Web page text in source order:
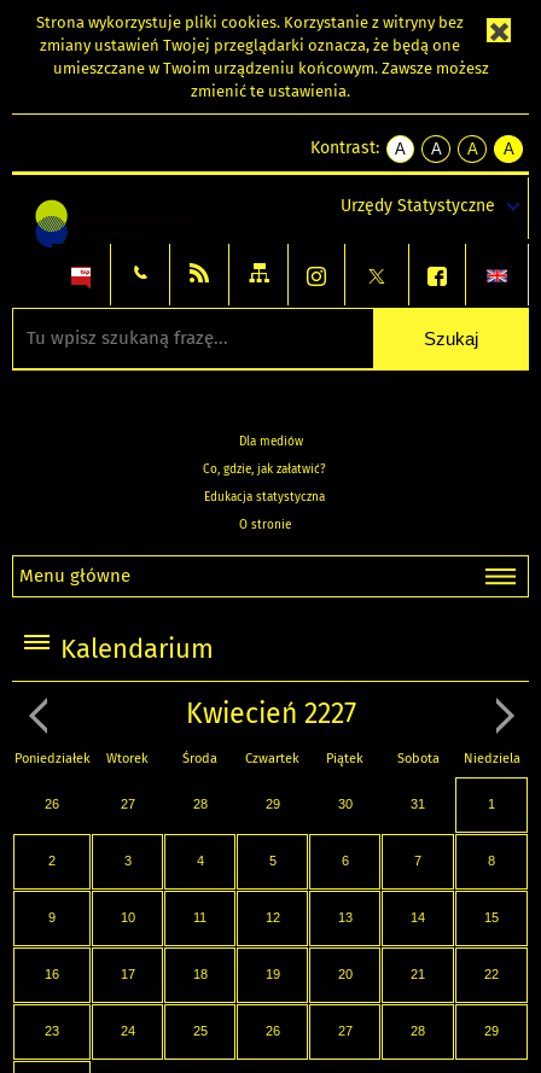
Strona wykorzystuje pliki cookies. Korzystanie z witryny bez
zmiany ustawień Twojej przeglądarki oznacza, że będą one
umieszczane w Twoim urządzeniu końcowym. Zawsze możesz
zmienić te ustawienia.
Kontrast:
A
kontrast
A
kontrast
tekst
czarnym
A
kontrast
tekst
czarnym
A
tekst
żółtym
Urzędy Statystyczne
Dla mediów
Co, gdzie, jak załatwić?
Edukacja statystyczna
O stronie
Menu główne
Kalendarium
Kwiecień 2227
Poniedziałek Wtorek Środa Czwartek Piątek Sobota Niedziela
26 27 28 29 30 31 1
2 3 4 5 6 7 8
9 10 11 12 13 14 15
16 17 18 19 20 21 22
23 24 25 26 27 28 29